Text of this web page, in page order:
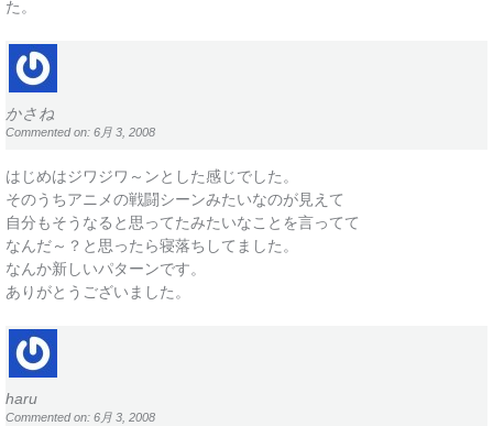
た。
かさね
Commented on: 6月 3, 2008
はじめはジワジワ～ンとした感じでした。
そのうちアニメの戦闘シーンみたいなのが見えて
自分もそうなると思ってたみたいなことを言ってて
なんだ～？と思ったら寝落ちしてました。
なんか新しいパターンです。
ありがとうございました。
haru
Commented on: 6月 3, 2008